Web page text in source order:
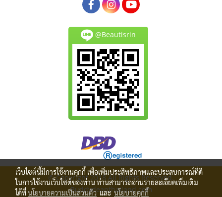
@Beautisrin
© Copyright 2018 All Rights Reserved.
Buddydeanthailand.com
เว็บไซต์นี้มีการใช้งานคุกกี้ เพื่อเพิ่มประสิทธิภาพและประสบการณ์ที่ดี
ในการใช้งานเว็บไซต์ของท่าน ท่านสามารถอ่านรายละเอียดเพิ่มเติม
ได้ที่นโยบายความเป็นส่วนตัวและนโยบายคุกกี้